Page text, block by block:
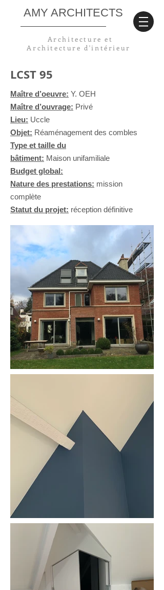
AMY ARCHITECTS
Architecture et
Architectured'intérieur
LCST 95
Maître d’oeuvre: Y. OEH
Maître d’ouvrage: Privé
Lieu: Uccle
Objet: Réaménagement des combles
Type et taille du
bâtiment: Maison unifamiliale
Budget global:
Nature des prestations: mission
complète
Statut du projet: réception définitive